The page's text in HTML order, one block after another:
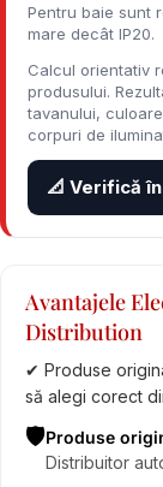
Pentru baie sunt
mare decât IP20.
Calcul orientativ
produsului.
tavanului,
corpuri de
📐 Verifică
Avantajele
Distribution
✔ Produse
să alegi corect
🛡️Produse
Distribuitor